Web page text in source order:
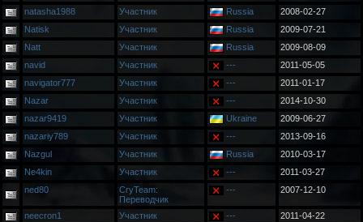
natasha1988
Участник Russia
2008-02-27
Natisk
Участник Russia
2009-07-21
Natt
Участник Russia
2009-08-09
navid
Участник ---
2011-05-05
navigator777
Участник ---
2011-01-17
Nazar
Участник ---
2014-10-30
nazar9419
Участник Ukraine
2009-06-27
nazariy789
Участник ---
2013-09-16
Nazgul
Участник Russia
2010-03-17
Ne4kin
Участник ---
2011-03-27
ned80
CryTeam:
Переводчик
--- 2007-12-10
neecron1 Участник ---
2011-04-22